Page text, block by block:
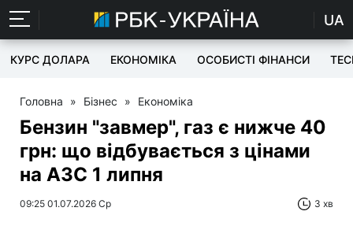
UA
КУРС ДОЛАРА ЕКОНОМІКА ОСОБИСТІ ФІНАНСИ
Головна » Бізнес » Економіка
Бензин "завмер", газ є нижче 40
грн: що відбувається з цінами
на АЗС 1 липня
09:25 01.07.2026 Ср 3 хв